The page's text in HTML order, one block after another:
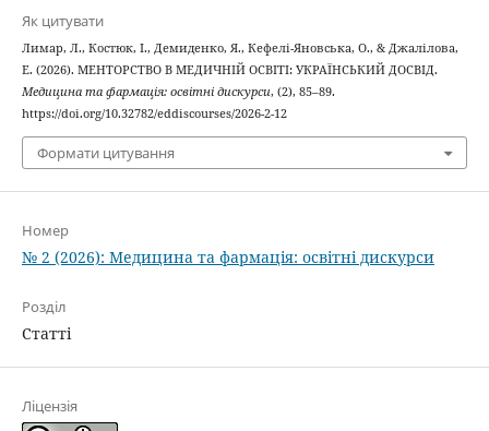
Як цитувати
Лимар, Л., Костюк, І., Демиденко, Я., Кефелі-Яновська, О., & Джалілова,
Е. (2026). МЕНТОРСТВО В МЕДИЧНІЙ ОСВІТІ: УКРАЇНСЬКИЙ ДОСВІД.
Медицина та фармація: освітні дискурси, (2), 85–89.
https://doi.org/10.32782/eddiscourses/2026-2-12
Формати цитування
Номер
№ 2 (2026): Медицина та фармацiя: освiтнi дискурси
Розділ
Статті
Ліцензія